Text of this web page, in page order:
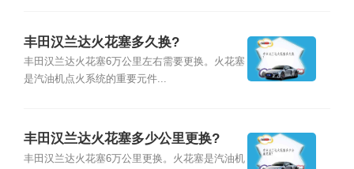
丰田汉兰达火花塞多久换?
丰田汉兰达火花塞6万公里左右需要更换。火花塞
是汽油机点火系统的重要元件...
丰田汉兰达火花塞多少公里更换?
丰田汉兰达火花塞6万公里更换。火花塞是汽油机